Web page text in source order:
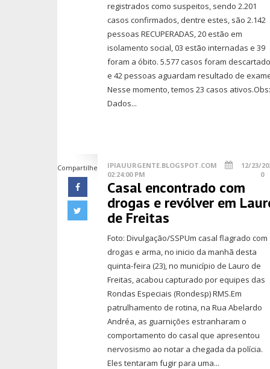
registrados como suspeitos, sendo 2.201
casos confirmados, dentre estes, são 2.142
pessoas RECUPERADAS, 20 estão em
isolamento social, 03 estão internadas e 39
foram a óbito. 5.577 casos foram
e 42 pessoas aguardam resultado de
Nesse momento, temos 23 casos
Dados...
Compartilhe IPIAUURGENTE.BLOGSPOT.COM
12/23/
02:24:00 PM
0
Casal encontrado com
drogas e revólver em
de Freitas
Foto: Divulgação/SSPUm casal flagrado com
drogas e arma, no inicio da manhã desta
quinta-feira (23), no município de Lauro de
Freitas, acabou capturado por equipes das
Rondas Especiais (Rondesp) RMS.Em
patrulhamento de rotina, na Rua Abelardo
Andréa, as guarnições estranharam o
comportamento do casal que apresentou
nervosismo ao notar a chegada da polícia.
Eles tentaram fugir para uma...